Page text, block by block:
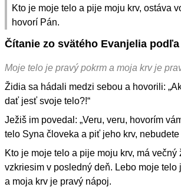
Kto je moje telo a pije moju krv, ostáva
hovorí Pán.
Čítanie zo svätého Evanjelia
Moje telo je pravý pokrm a moja krv je
Židia sa hádali medzi sebou a hovorili:
dať jesť svoje telo?!“
Ježiš im povedal: „Veru, veru, hovorím
telo Syna človeka a piť jeho krv,
Kto je moje telo a pije moju krv, má večný
vzkriesim v posledný deň. Lebo moje telo
a moja krv je pravý nápoj.